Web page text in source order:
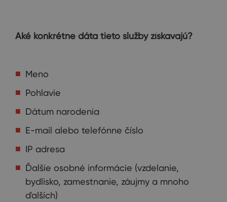
Aké konkrétne dáta tieto služby získavajú?
Meno
Pohlavie
Dátum narodenia
E-mail alebo telefónne číslo
IP adresa
Ďalšie osobné informácie (vzdelanie,
bydlisko, zamestnanie, záujmy a mnoho
ďalších)